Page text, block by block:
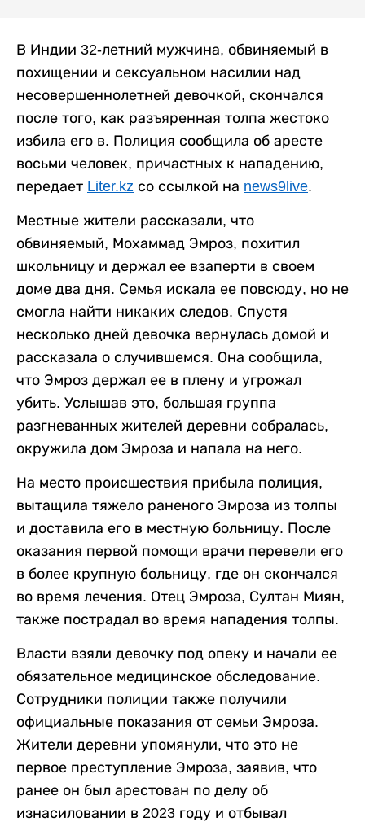
В Индии 32-летний мужчина, обвиняемый в
похищении и сексуальном насилии над
несовершеннолетней девочкой, скончался
после того, как разъяренная толпа жестоко
избила его в. Полиция сообщила об аресте
восьми человек, причастных к нападению,
передает Liter.kz со ссылкой на news9live.
Местные жители рассказали, что
обвиняемый, Мохаммад Эмроз, похитил
школьницу и держал ее взаперти в своем
доме два дня. Семья искала ее повсюду, но не
смогла найти никаких следов. Спустя
несколько дней девочка вернулась домой и
рассказала о случившемся. Она сообщила,
что Эмроз держал ее в плену и угрожал
убить. Услышав это, большая группа
разгневанных жителей деревни собралась,
окружила дом Эмроза и напала на него.
На место происшествия прибыла полиция,
вытащила тяжело раненого Эмроза из толпы
и доставила его в местную больницу. После
оказания первой помощи врачи перевели его
в более крупную больницу, где он скончался
во время лечения. Отец Эмроза, Султан Миян,
также пострадал во время нападения толпы.
Власти взяли девочку под опеку и начали ее
обязательное медицинское обследование.
Сотрудники полиции также получили
официальные показания от семьи Эмроза.
Жители деревни упомянули, что это не
первое преступление Эмроза, заявив, что
ранее он был арестован по делу об
изнасиловании в 2023 году и отбывал